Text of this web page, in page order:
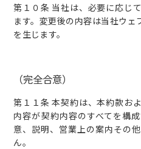
第１０条 当社は、必要に応じ
ます。変更後の内容は当社ウェ
を生じます。
（完全合意）
第１１条 本契約は、本約款お
内容が契約内容のすべてを構
意、説明、営業上の案内その
ん。